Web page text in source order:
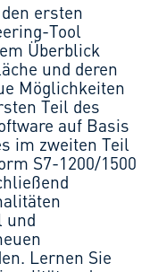
ersten
Tool
Überblick
und deren
Möglichkeiten
Teil des
auf Basis
im zweiten Teil
S7-1200/1500
und
Lernen Sie